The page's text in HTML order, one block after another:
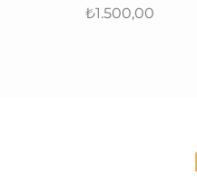
Fiyat
₺1.500,00